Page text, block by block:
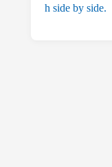
h side by side.